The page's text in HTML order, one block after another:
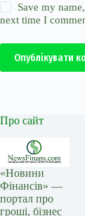
Save my
next time I
Опублікувати
Про сайт
«Новини
Фінансів» —
портал про
гроші, бізнес